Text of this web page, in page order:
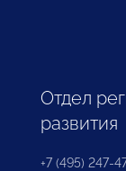
Отдел
развития
+7 (495) 247-